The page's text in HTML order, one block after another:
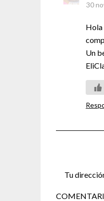
30
Hola
Un
Tu